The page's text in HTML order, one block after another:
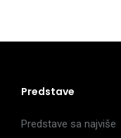
Predstave
Predstave sa najviše